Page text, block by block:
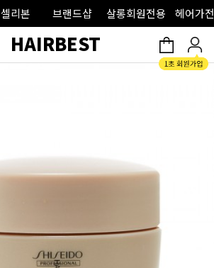
셀리본 브랜드샵 살롱회원전용 헤어가
HAIRBEST